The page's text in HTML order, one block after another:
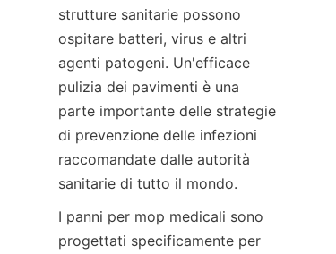
strutture sanitarie possono
ospitare batteri, virus e altri
agenti patogeni. Un'efficace
pulizia dei pavimenti è una
parte importante delle strategie
di prevenzione delle infezioni
raccomandate dalle autorità
sanitarie di tutto il mondo.
I panni per mop medicali sono
progettati specificamente per